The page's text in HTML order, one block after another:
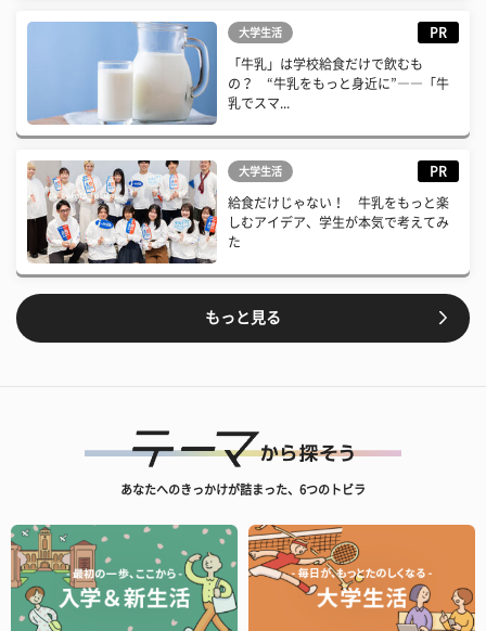
大学生活 PR
「牛乳」は学校給食だけで飲むも
の？ “牛乳をもっと身近に”――「牛
乳でスマ...
大学生活 PR
給食だけじゃない！ 牛乳をもっと楽
しむアイデア、学生が本気で考えてみ
た
もっと見る
あなたへのきっかけが詰まった、6つのトビラ